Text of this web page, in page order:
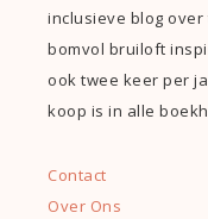
inclusieve blog
bomvol bruiloft
ook twee keer per
koop is in alle
Contact
Over Ons